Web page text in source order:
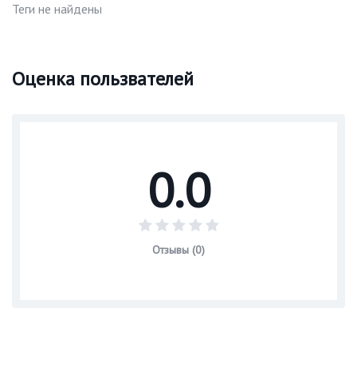
Теги не найдены
Оценка пользвателей
0.0
Отзывы (0)